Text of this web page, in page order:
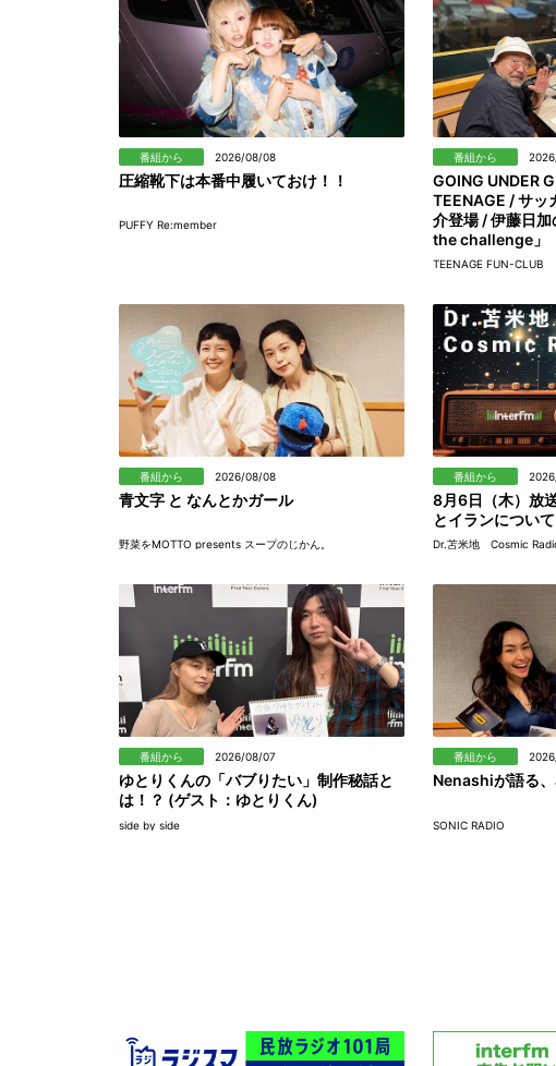
番組から 2026/08/08
圧縮靴下は本番中履いておけ！！
PUFFY Re:member
番組から
GOING UNDER
TEENAGE / サッ
介登場 / 伊藤日
the challenge」
TEENAGE FUN-CLUB
番組から 2026/08/08
青文字 と なんとかガール
野菜をMOTTO presents スープのじかん。
番組から
8月6日（木）放
とイランについ
Dr.苫米地 Cosmic
番組から 2026/08/07
ゆとりくんの「バブりたい」制作秘話と
は！？ (ゲスト：ゆとりくん)
side by side
番組から
Nenashiが語る
SONIC RADIO